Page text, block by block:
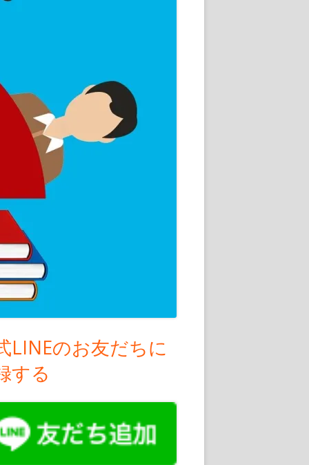
LINEのお友だちに
する